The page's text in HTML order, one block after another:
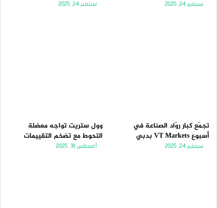
سبتمبر 24, 2025 سبتمبر 24, 2025
تجمّع كبار روّاد الصناعة في
أسبوع VT Markets بدبي
سبتمبر 24, 2025
وول ستريت تواجه معضلة
التحوط مع تضخم التقييمات
أغسطس 16, 2025